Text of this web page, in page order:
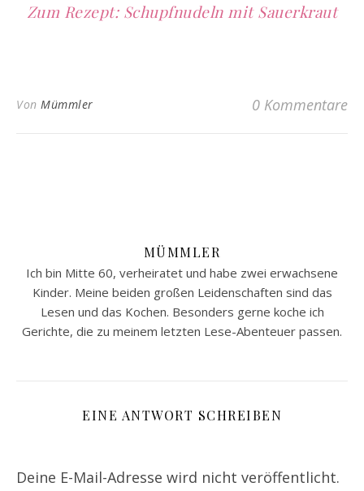
Zum Rezept: Schupfnudeln mit Sauerkraut
Von Mümmler 0 Kommentare
MÜMMLER
Ich bin Mitte 60, verheiratet und habe zwei erwachsene
Kinder. Meine beiden großen Leidenschaften sind das
Lesen und das Kochen. Besonders gerne koche ich
Gerichte, die zu meinem letzten Lese-Abenteuer passen.
EINE ANTWORT SCHREIBEN
Deine E-Mail-Adresse wird nicht veröffentlicht.